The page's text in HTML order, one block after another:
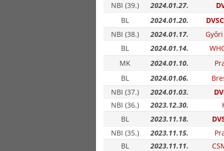
NBI (39.)
2024.01.27.
BL
2024.01.20.
NBI (38.)
2024.01.17.
BL
2024.01.14.
MK
2024.01.10.
BL
2024.01.06.
NBI (37.)
2024.01.03.
NBI (36.)
2023.12.30.
BL
2023.11.18.
NBI (35.)
2023.11.15.
BL
2023.11.11.